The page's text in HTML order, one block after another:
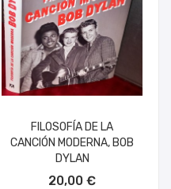
FILOSOFÍA DE LA
CANCIÓN MODERNA, BOB
DYLAN
20,00 €